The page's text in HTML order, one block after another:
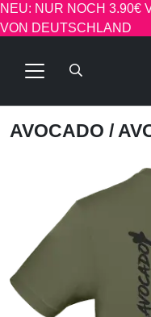
NEU: NUR NOCH 3.90€
VON DEUTSCHLAND
AVOCADO /